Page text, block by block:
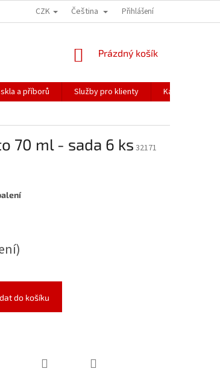
PŘEPRAVA KŘEHKÉHO ZBOŽÍ KORESPONDENČNÍ
CZK Čeština Přihlášení
NÁKUPNÍ
Prázdný košík
a příborů Služby pro klienty
Katalogy
70 ml - sada 6 ks 32171
do košíku